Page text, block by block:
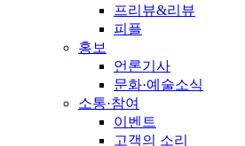
프리뷰&리뷰
피플
홍보
언론기사
문화·예술소식
소통·참여
이벤트
고객의 소리